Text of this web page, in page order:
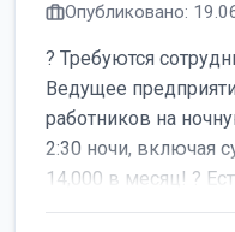
Опубликовано:
? Требуются
Ведущее
работников на
2:30 ночи, включая
14,000 в месяц! ?